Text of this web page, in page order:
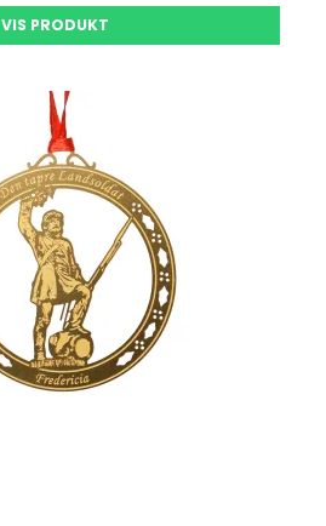
VIS PRODUKT